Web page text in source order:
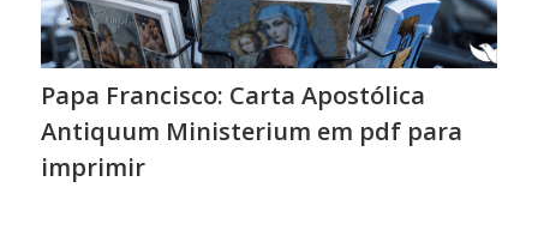
Papa Francisco: Carta Apostólica
Antiquum Ministerium em pdf para
imprimir